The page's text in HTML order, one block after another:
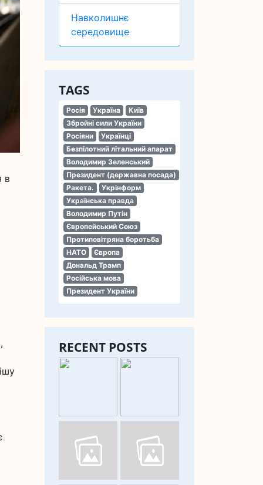
Навколишнє
середовище
TAGS
Росія Україна
Київ
Збройні сили України
Росіяни
Українці
Безпілотний літальний апарат
Володимир Зеленський
Президент (державна посада)
Ракета.
Укрінформ
Українська правда
Володимир Путін
Європейський Союз
Протиповітряна боротьба
НАТО
Європа
Дональд Трамп
Російська мова
Президент України
RECENT POSTS
в